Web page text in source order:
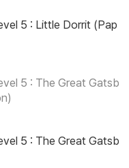
5 : Little Dorrit (Pap
5 : The Great Gatsb
5 : The Great Gatsb